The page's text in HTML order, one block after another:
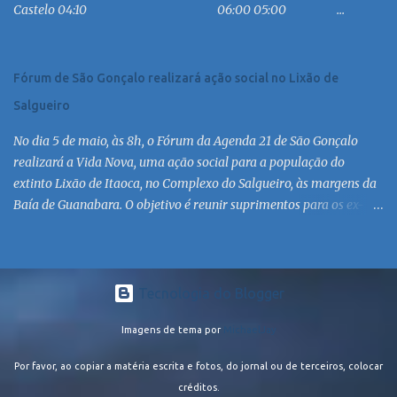
MC 16:30 MC 17:30 MC 18:30 MC 19:30 MC 20:30 MC 21:30 MC
Castelo 04:10 06:00 05:00 ...
Fórum de São Gonçalo realizará ação social no Lixão de
Salgueiro
No dia 5 de maio, às 8h, o Fórum da Agenda 21 de São Gonçalo
realizará a Vida Nova, uma ação social para a população do
extinto Lixão de Itaoca, no Complexo do Salgueiro, às margens da
Baía de Guanabara. O objetivo é reunir suprimentos para os ex-
participação de ONGs locais e da população do município. Aos
interessados em participar, basta se dirigir à Rua Dr. Feliciano
sexta. Mais informações também podem ser obtidas pelo telefone
Salgueiro foi fechado em fevereiro por determinação do Governo
Tecnologia do Blogger
Imagens de tema por
Por favor, ao copiar a matéria escrita e fotos, do jornal ou de terceiros, colocar
créditos.